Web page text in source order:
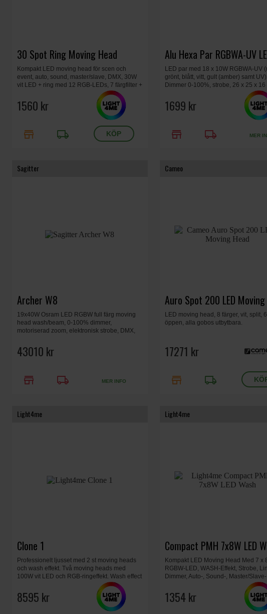
30 Spot Ring Moving Head
Kompakt LED moving head för scen och
event, auto, sound, master/slave, DMX, 30W
vit LED + ring med 12 RGB-LEDs, 7 färgfilter +
1560 kr
store local_shipping
Alu Hexa Par RGBWA-UV
LED par med 18 x 10W RGBWA-UV
grönt, blått, vitt, gult (amber) samt UV).
Dimmer 0-100%, strobe, 26 x 25 x 16
1699 kr
store local_shipping MER
Sagitter
Archer W8
19x40W Osram LED RGBW full färg moving
head wash/beam, 0-100% dimmer,
motoriserad zoom, elektronisk strobe, DMX,
43010 kr
store local_shipping MER INFO
Cameo
Auro Spot 200 LED
LED moving head, 8 färger, vit, split,
öppen, alla gobos utbytbara.
17271 kr
store local_shipping
Light4me
Clone 1
Professionelt ljusset med 2 st moving heads
och wash effekt. Två moving heads med
100W vit LED och RGB-ringeffekt. Wash effect
med tolv 4W RGBW-LEDs. 7 färger, 7 gobos,
rotationsprisma, linjär dimmer, strobe, 54 x
16,5 x 32 cm, vikt: 10,9 kg.
8595 kr
Light4me
Compact PMH 7x8W LED
Kompakt LED Moving Head Med 7 x
RGBW-LED, WASH-Effekt, Strobe,
Dimmer, Auto-, Sound-, Master/
DMX512-Lägen, 540° Pan Och 180°
27 × 25 × 22 cm, Vikt 2,15 kg.
1354 kr